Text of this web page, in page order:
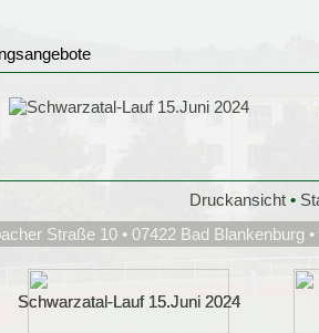
Schwarzatal-Lauf 15.Juni 2024
Schwarzatal-Lauf 15.Juni 2024
Druckansicht •
Straße 10 • 07422 Bad Blankenburg